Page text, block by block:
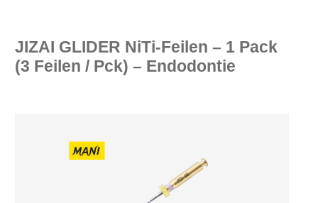
JIZAI GLIDER NiTi-Feilen – 1 Pack
(3 Feilen / Pck) – Endodontie